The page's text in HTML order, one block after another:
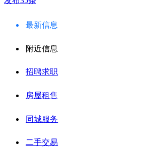
最新信息
附近信息
招聘求职
房屋租售
同城服务
二手交易